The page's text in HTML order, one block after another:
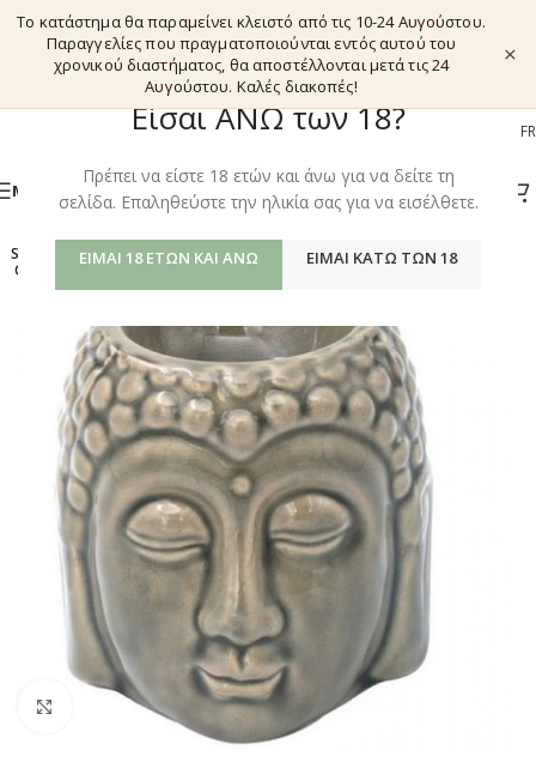
Είσαι ΑΝΩ των 18?
Πρέπει να είστε 18 ετών και άνω για να δείτε τη
σελίδα. Επαληθεύστε την ηλικία σας για να εισέλθετε.
ΕΊΜΑΙ 18 ΕΤΏΝ ΚΑΙ ΆΝΩ ΕΊΜΑΙ ΚΆΤΩ ΤΩΝ 18
Το κατάστημα θα παραμείνει κλειστό από τις 10-24 Αυγούστου.
Παραγγελίες που πραγματοποιούνται εντός αυτού του
χρονικού διαστήματος, θα αποστέλλονται μετά τις 24
Αυγούστου. Καλές διακοπές!
×
EL FR
ΜΕΝΟΎ
SOLD
OUT
Κάντε κλικ για μεγέθυνση